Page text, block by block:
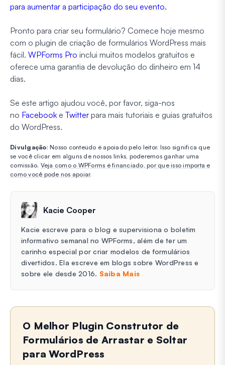
para aumentar a participação do seu evento.
Pronto para criar seu formulário? Comece hoje mesmo
com o plugin de criação de formulários WordPress mais
fácil. WPForms Pro inclui muitos modelos gratuitos e
oferece uma garantia de devolução do dinheiro em 14
dias.
Se este artigo ajudou você, por favor, siga-nos
no Facebook e Twitter para mais tutoriais e guias gratuitos
do WordPress.
Divulgação: Nosso conteúdo é apoiado pelo leitor. Isso significa que
se você clicar em alguns de nossos links, poderemos ganhar uma
comissão. Veja como o WPForms é financiado, por que isso importa e
como você pode nos apoiar.
Kacie Cooper
Kacie escreve para o blog e supervisiona o boletim
informativo semanal no WPForms, além de ter um
carinho especial por criar modelos de formulários
divertidos. Ela escreve em blogs sobre WordPress e
sobre ele desde 2016. Saiba Mais
O Melhor Plugin Construtor de
Formulários de Arrastar e Soltar
para WordPress